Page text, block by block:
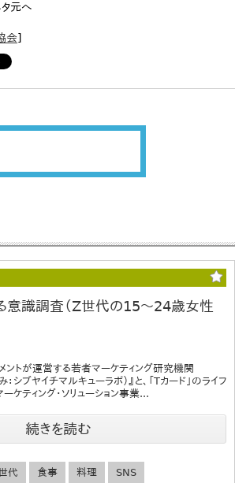
元へ
会]
意識調査（Z世代の15～24歳女性
ントが運営する若者マーケティング研究機関
シブヤイチマルキューラボ）』と、「Tカード」のライフ
ケティング・ソリューション事業...
続きを読む
代 食事 料理 SNS